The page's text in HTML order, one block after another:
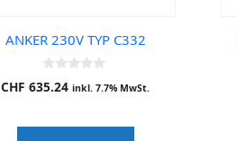
ANKER 230V TYP C332
0
o
o
CHF 635.24 inkl. 7.7% MwSt.